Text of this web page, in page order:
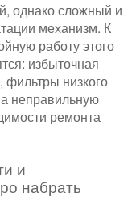
однако сложный и
механизм. К
работу этого
избыточная
фильтры низкого
неправильную
ремонта
и
набрать